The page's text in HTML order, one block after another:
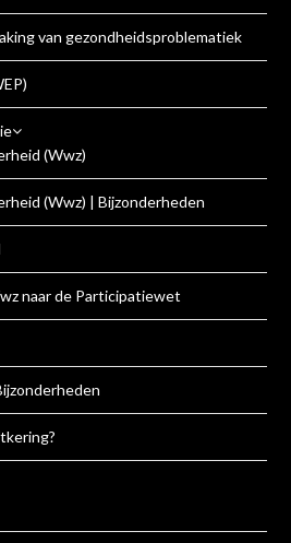
van gezondheidsproblematiek
(Wwz)
(Wwz) | Bijzonderheden
naar de Participatiewet